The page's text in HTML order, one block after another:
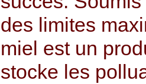
des limites
miel est un
stocke les